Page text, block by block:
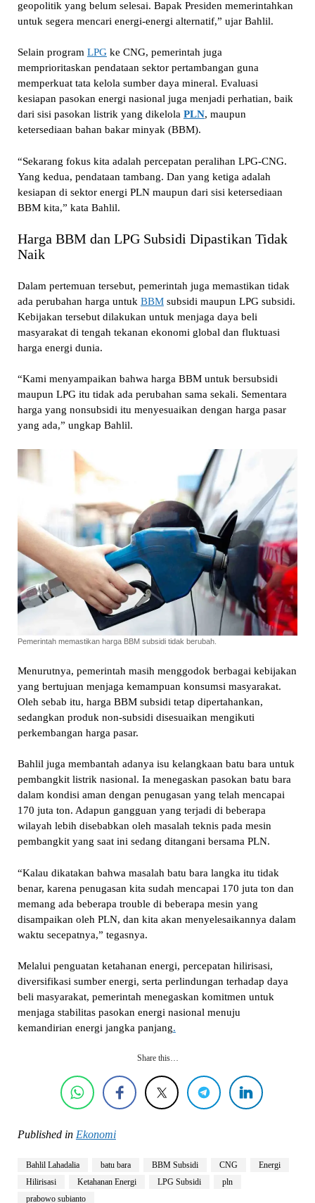
geopolitik yang belum selesai. Bapak Presiden memerintahkan
untuk segera mencari energi-energi alternatif,” ujar Bahlil.
Selain program LPGke CNG, pemerintah juga
memprioritaskan pendataan sektor pertambangan guna
memperkuat tata kelola sumber daya mineral. Evaluasi
kesiapan pasokan energi nasional juga menjadi perhatian, baik
dari sisi pasokan listrik yang dikelola PLN, maupun
ketersediaan bahan bakar minyak (BBM).
“Sekarang fokus kita adalah percepatan peralihan LPG-CNG.
Yang kedua, pendataan tambang. Dan yang ketiga adalah
kesiapan di sektor energi PLN maupun dari sisi ketersediaan
BBM kita,” kata Bahlil.
Harga BBM dan LPG Subsidi Dipastikan Tidak
Naik
Dalam pertemuan tersebut, pemerintah juga memastikan tidak
ada perubahan harga untuk BBMsubsidi maupun LPG subsidi.
Kebijakan tersebut dilakukan untuk menjaga daya beli
masyarakat di tengah tekanan ekonomi global dan fluktuasi
harga energi dunia.
“Kami menyampaikan bahwa harga BBM untuk bersubsidi
maupun LPG itu tidak ada perubahan sama sekali. Sementara
harga yang nonsubsidi itu menyesuaikan dengan harga pasar
yang ada,” ungkap Bahlil.
Pemerintah memastikan harga BBM subsidi tidak berubah.
Menurutnya, pemerintah masih menggodok berbagai kebijakan
yang bertujuan menjaga kemampuan konsumsi masyarakat.
Oleh sebab itu, harga BBM subsidi tetap dipertahankan,
sedangkan produk non-subsidi disesuaikan mengikuti
perkembangan harga pasar.
Bahlil juga membantah adanya isu kelangkaan batu bara untuk
pembangkit listrik nasional. Ia menegaskan pasokan batu bara
dalam kondisi aman dengan penugasan yang telah mencapai
170 juta ton. Adapun gangguan yang terjadi di beberapa
wilayah lebih disebabkan oleh masalah teknis pada mesin
pembangkit yang saat ini sedang ditangani bersama PLN.
“Kalau dikatakan bahwa masalah batu bara langka itu tidak
benar, karena penugasan kita sudah mencapai 170 juta ton dan
memang ada beberapa trouble di beberapa mesin yang
disampaikan oleh PLN, dan kita akan menyelesaikannya dalam
waktu secepatnya,” tegasnya.
Melalui penguatan ketahanan energi, percepatan hilirisasi,
diversifikasi sumber energi, serta perlindungan terhadap daya
beli masyarakat, pemerintah menegaskan komitmen untuk
menjaga stabilitas pasokan energi nasional menuju
kemandirian energi jangka panjang.
Share this…
Published in Ekonomi
Bahlil Lahadalia batu bara BBM Subsidi CNG
Energi
Hilirisasi
Ketahanan Energi LPG Subsidi
pln
prabowo subianto